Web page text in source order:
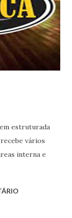
estruturada
vários
interna e